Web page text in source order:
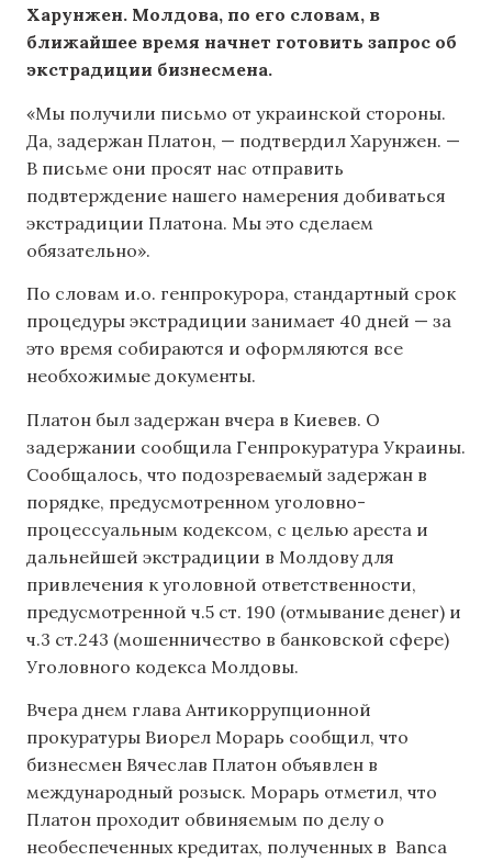
Харунжен. Молдова, по его словам, в
ближайшее время начнет готовить запрос об
экстрадиции бизнесмена.
«Мы получили письмо от украинской стороны.
Да, задержан Платон, — подтвердил Харунжен. —
В письме они просят нас отправить
подвтерждение нашего намерения добиваться
экстрадиции Платона. Мы это сделаем
обязательно».
По словам и.о. генпрокурора, стандартный срок
процедуры экстрадиции занимает 40 дней — за
это время собираются и оформляются все
необхожимые документы.
Платон был задержан вчера в Киевев. О
задержании сообщила Генпрокуратура Украины.
Сообщалось, что подозреваемый задержан в
порядке, предусмотренном уголовно-
процессуальным кодексом, с целью ареста и
дальнейшей экстрадиции в Молдову для
привлечения к уголовной ответственности,
предусмотренной ч.5 ст. 190 (отмывание денег) и
ч.3 ст.243 (мошенничество в банковской сфере)
Уголовного кодекса Молдовы.
Вчера днем глава Антикоррупционной
прокуратуры Виорел Морарь сообщил, что
бизнесмен Вячеслав Платон объявлен в
международный розыск. Морарь отметил, что
Платон проходит обвиняемым по делу о
необеспеченных кредитах, полученных в Banca